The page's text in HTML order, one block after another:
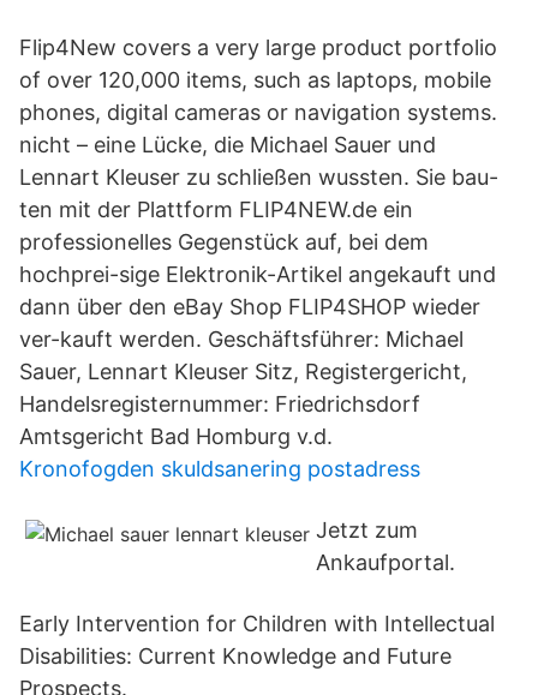
Flip4New covers a very large product portfolio
of over 120,000 items, such as laptops, mobile
phones, digital cameras or navigation systems.
nicht – eine Lücke, die Michael Sauer und
Lennart Kleuser zu schließen wussten. Sie bau-
ten mit der Plattform FLIP4NEW.de ein
professionelles Gegenstück auf, bei dem
hochprei-sige Elektronik-Artikel angekauft und
dann über den eBay Shop FLIP4SHOP wieder
ver-kauft werden. Geschäftsführer: Michael
Sauer, Lennart Kleuser Sitz, Registergericht,
Handelsregisternummer: Friedrichsdorf
Amtsgericht Bad Homburg v.d.
Kronofogden skuldsanering postadress
Jetzt zum
Ankaufportal.
Early Intervention for Children with Intellectual
Disabilities: Current Knowledge and Future
Prospects.